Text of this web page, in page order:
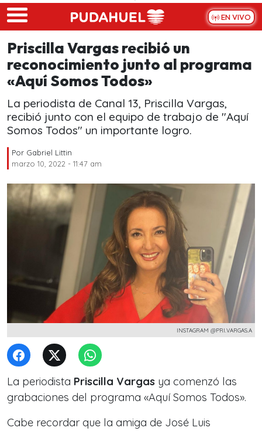
Skip to main content
EN VIVO
Priscilla Vargas recibió un
reconocimiento junto al programa
«Aquí Somos Todos»
La periodista de Canal 13, Priscilla Vargas,
recibió junto con el equipo de trabajo de "Aquí
Somos Todos" un importante logro.
Por Gabriel Littin
marzo 10, 2022 - 11:47 am
INSTAGRAM @PRI.VARGAS.A
La periodista Priscilla Vargas ya comenzó las
grabaciones del programa «Aquí Somos Todos».
Cabe recordar que la amiga de José Luis